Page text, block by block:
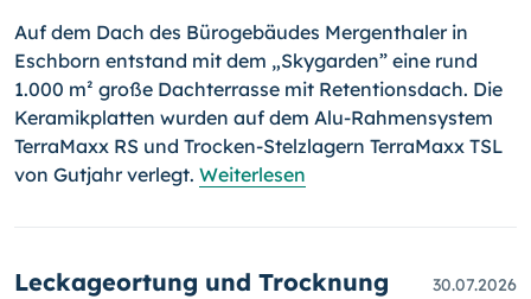
Auf dem Dach des Bürogebäudes Mergenthaler in
Eschborn entstand mit dem „Skygarden” eine rund
1.000 m² große Dachterrasse mit Retentionsdach. Die
Keramikplatten wurden auf dem Alu-Rahmensystem
TerraMaxx RS und Trocken-Stelzlagern TerraMaxx TSL
von Gutjahr verlegt. Weiterlesen
Leckageortung und Trocknung
30.07.2026